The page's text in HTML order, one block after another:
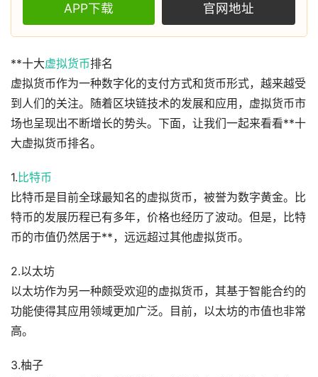
APP下载 官网地址
**十大虚拟货币排名
虚拟货币作为一种数字化的支付方式和货币形式，越来越受
到人们的关注。随着区块链技术的发展和应用，虚拟货币市
场也呈现出不断增长的势头。下面，让我们一起来看看**十
大虚拟货币排名。
1. 比特币
比特币是目前全球最知名的虚拟货币，被誉为数字黄金。比
特币的发展历程已有多年，价格也经历了波动。但是，比特
币的市值仍然居于**，远远超过其他虚拟货币。
2.以太坊
以太坊作为另一种颇受欢迎的虚拟货币，其基于智能合约的
功能使得其应用领域更加广泛。目前，以太坊的市值也非常
高。
3.柚子